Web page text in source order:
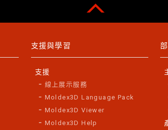
支援與學習
支援
線上展示服務
Moldex3D Language Pack
Moldex3D Viewer
Moldex3D Help